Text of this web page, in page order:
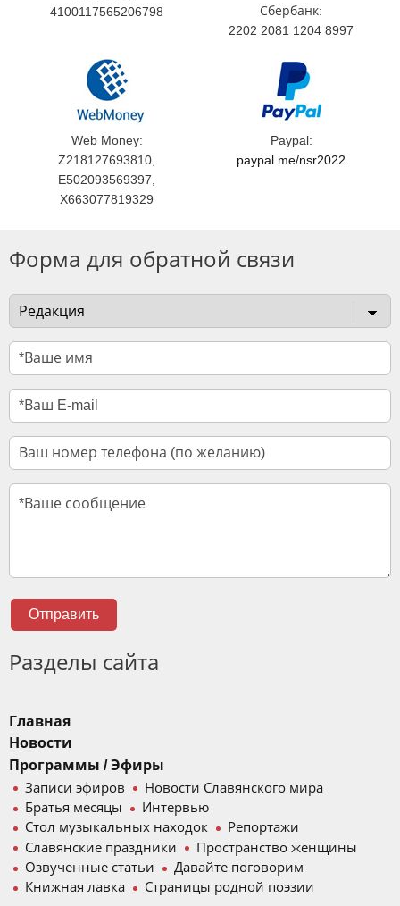
4100117565206798
Сбербанк:
2202 2081 1204 8997
Web Money:
Z218127693810,
E502093569397,
X663077819329
Paypal:
paypal.me/nsr2022
Форма для обратной связи
Отправить
Разделы сайта
Главная
Новости
Программы / Эфиры
Записи эфиров
Новости Славянского мира
Братья месяцы
Интервью
Стол музыкальных находок
Репортажи
Славянские праздники
Пространство женщины
Озвученные статьи
Давайте поговорим
Книжная лавка
Страницы родной поэзии